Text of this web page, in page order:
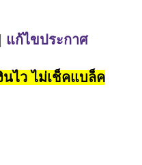
แก้ไขประกาศ
นไว ไม่เช็คแบล็ค